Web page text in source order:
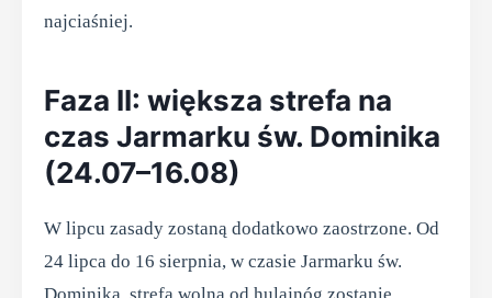
najciaśniej.
Faza II: większa strefa na
czas Jarmarku św. Dominika
(24.07–16.08)
W lipcu zasady zostaną dodatkowo zaostrzone. Od
24 lipca do 16 sierpnia, w czasie Jarmarku św.